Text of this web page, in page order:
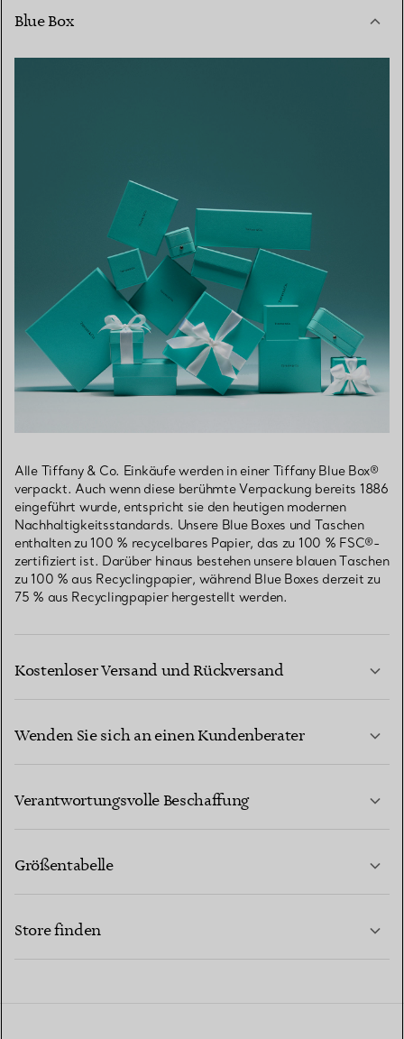
Blue Box
Alle Tiffany & Co. Einkäufe werden in einer Tiffany Blue Box®
verpackt. Auch wenn diese berühmte Verpackung bereits 1886
eingeführt wurde, entspricht sie den heutigen modernen
Nachhaltigkeitsstandards. Unsere Blue Boxes und Taschen
enthalten zu 100 % recycelbares Papier, das zu 100 % FSC®-
zertifiziert ist. Darüber hinaus bestehen unsere blauen Taschen
zu 100 % aus Recyclingpapier, während Blue Boxes derzeit zu
75 % aus Recyclingpapier hergestellt werden.
Kostenloser Versand und Rückversand
Wenden Sie sich an einen Kundenberater
Verantwortungsvolle Beschaffung
Größentabelle
Store finden